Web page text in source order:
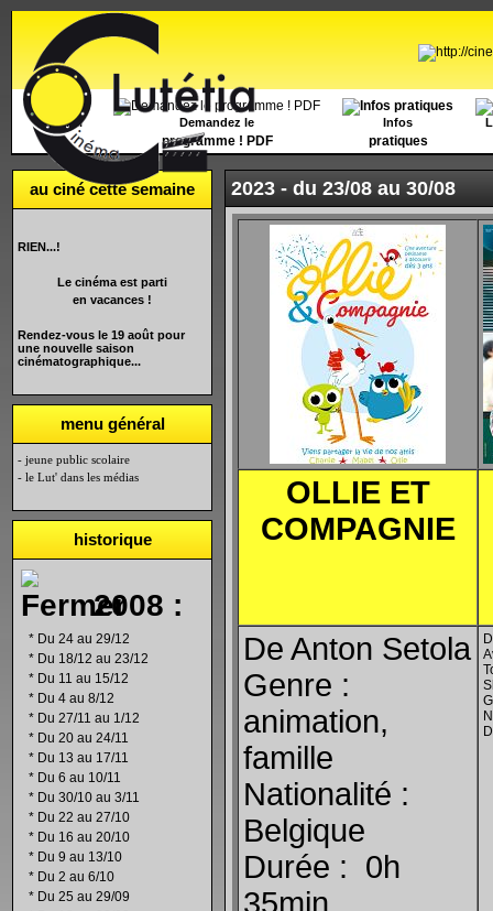
Accueil Demandez le
programme ! PDF
Infos
pratiques
au ciné cette semaine
RIEN...!
Le cinéma est parti
en vacances !
Rendez-vous le 19 août pour
une nouvelle saison
cinématographique...
menu général
- jeune public scolaire
- le Lut' dans les médias
historique
2008 :
* Du 24 au 29/12
* Du 18/12 au 23/12
* Du 11 au 15/12
* Du 4 au 8/12
* Du 27/11 au 1/12
* Du 20 au 24/11
* Du 13 au 17/11
* Du 6 au 10/11
* Du 30/10 au 3/11
* Du 22 au 27/10
* Du 16 au 20/10
* Du 9 au 13/10
* Du 2 au 6/10
* Du 25 au 29/09
2023 - du 23/08 au 30/08
OLLIE ET
COMPAGNIE
De Anton Setola
Genre :
animation,
famille
Nationalité :
Belgique
Durée : 0h
35min